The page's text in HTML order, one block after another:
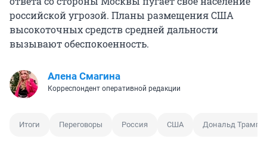
российской угрозой. Планы размещения США
высокоточных средств средней дальности
вызывают обеспокоенность.
Алена Смагина
Корреспондент оперативной редакции
Итоги Переговоры Россия США Дональд Трамп